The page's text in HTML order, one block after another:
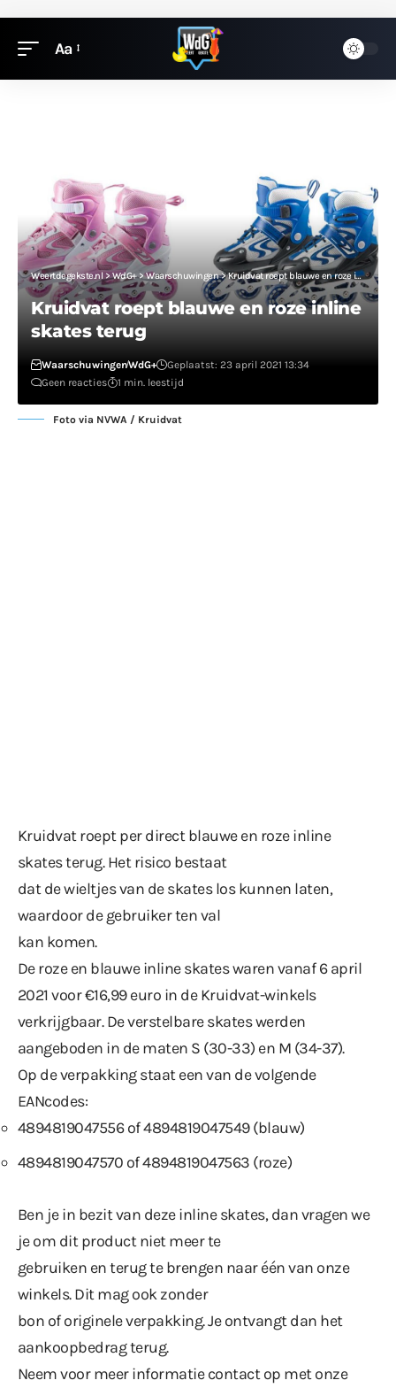
Aa
Weertdegekste.nl > WdG+>Waarschuwingen>Kruidvat roept blauwe en roze inline skates terug
Kruidvat roept blauwe en roze inline
skates terug
WaarschuwingenWdG+
Geplaatst: 23 april 2021 13:34
Geen reacties
1 min. leestijd
Foto via NVWA / Kruidvat
Kruidvat roept per direct blauwe en roze inline
skates terug. Het risico bestaat
dat de wieltjes van de skates los kunnen laten,
waardoor de gebruiker ten val
kan komen.
De roze en blauwe inline skates waren vanaf 6 april
2021 voor €16,99 euro in de Kruidvat-winkels
verkrijgbaar. De verstelbare skates werden
aangeboden in de maten S (30-33) en M (34-37).
Op de verpakking staat een van de volgende
EANcodes:
4894819047556 of 4894819047549 (blauw)
4894819047570 of 4894819047563 (roze)
Ben je in bezit van deze inline skates, dan vragen we
je om dit product niet meer te
gebruiken en terug te brengen naar één van onze
winkels. Dit mag ook zonder
bon of originele verpakking. Je ontvangt dan het
aankoopbedrag terug.
Neem voor meer informatie contact op met onze